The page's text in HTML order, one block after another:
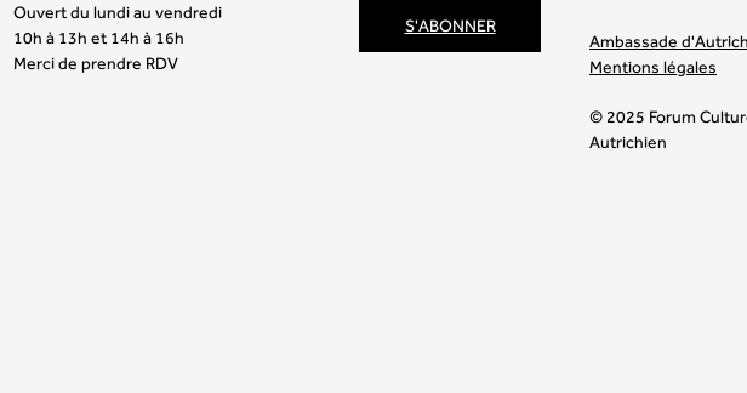
Ouvert du lundi au vendredi
10h à 13h et 14h à 16h
Merci de prendre RDV
S'ABONNER
Ambassade
Mentions légales
© 2025 Forum
Autrichien